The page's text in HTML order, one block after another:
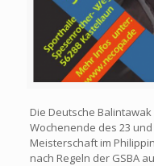
Die Deutsche
Wochenende des 23 und
Meisterschaft im
nach Regeln der GSBA